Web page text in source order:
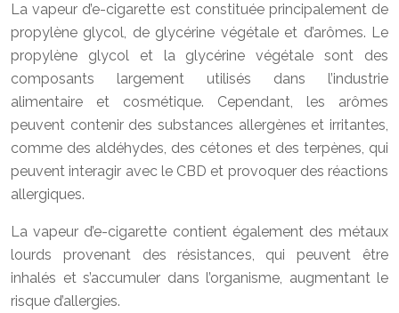
La vapeur d’e-cigarette est constituée principalement de
propylène glycol, de glycérine végétale et d’arômes. Le
propylène glycol et la glycérine végétale sont des
composants largement utilisés dans l’industrie
alimentaire et cosmétique. Cependant, les arômes
peuvent contenir des substances allergènes et irritantes,
comme des aldéhydes, des cétones et des terpènes, qui
peuvent interagir avec le CBD et provoquer des réactions
allergiques.
La vapeur d’e-cigarette contient également des métaux
lourds provenant des résistances, qui peuvent être
inhalés et s’accumuler dans l’organisme, augmentant le
risque d’allergies.